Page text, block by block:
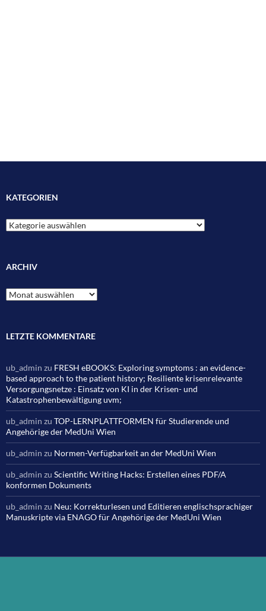
KATEGORIEN
Kategorien
ARCHIV
Archiv
LETZTE KOMMENTARE
ub_admin zu FRESH eBOOKS: Exploring symptoms : an evidence-
based approach to the patient history; Resiliente krisenrelevante
Versorgungsnetze : Einsatz von KI in der Krisen- und
Katastrophenbewältigung uvm;
ub_admin zu TOP-LERNPLATTFORMEN für Studierende und
Angehörige der MedUni Wien
ub_admin zu Normen-Verfügbarkeit an der MedUni Wien
ub_admin zu Scientific Writing Hacks: Erstellen eines PDF/A
konformen Dokuments
ub_admin zu Neu: Korrekturlesen und Editieren englischsprachiger
Manuskripte via ENAGO für Angehörige der MedUni Wien